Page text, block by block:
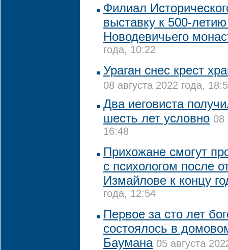
Филиал
выставку к 500-
Новодевичьего
года, 10:22
Ураган снес крест
08 августа 2022 года,
Два иеговиста
шесть лет условно 08
16:48
Прихожане смогут
с психологом после
Измайлове к концу
года, 12:54
Первое за сто лет
состоялось в
Баумана 05 августа